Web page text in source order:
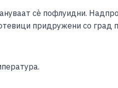
сè пофлуидни.
придружени со град